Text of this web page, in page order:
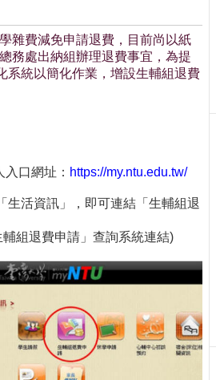
雜費減免申請退費，目前尚以紙
務處出納組辦理退費事宜，為提
系統以簡化作業，增設生輔組退費
口網址： https://my.ntu.edu.tw/
生活資訊」，即可連結「生輔組退
組退費申請」查詢系統連結)